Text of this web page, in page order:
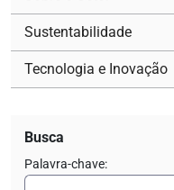
Sustentabilidade
Tecnologia e Inovação
Busca
Palavra-chave: